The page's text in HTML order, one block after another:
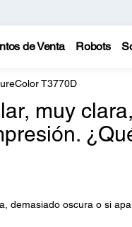
de Venta Robots
T3770D
muy
demasiado oscura o si